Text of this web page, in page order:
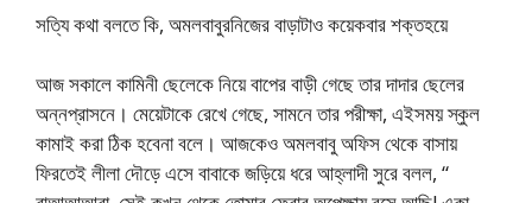
সত্যি কথা বলতে কি, অমলবাবুরনিজের বাড়াটাও কয়েকবার শক্তহয়ে
আজ সকালে কামিনী ছেলেকে নিয়ে বাপের বাড়ী গেছে তার দাদার ছেলের
অন্নপ্রাসনে। মেয়েটাকে রেখে গেছে, সামনে তার পরীক্ষা, এইসময় স্কুল
কামাই করা ঠিক হবেনা বলে। আজকেও অমলবাবু অফিস থেকে বাসায়
ফিরতেই লীলা দৌড়ে এসে বাবাকে জড়িয়ে ধরে আহ্লাদী সুরে বলল, “